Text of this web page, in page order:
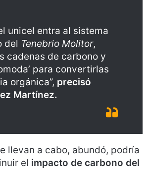
unicel entra al sistema
del Tenebrio Molitor,
cadenas de carbono y
para convertirlas
orgánica”, precisó
Martínez.
llevan a cabo, abundó, podría
el impacto de carbono del